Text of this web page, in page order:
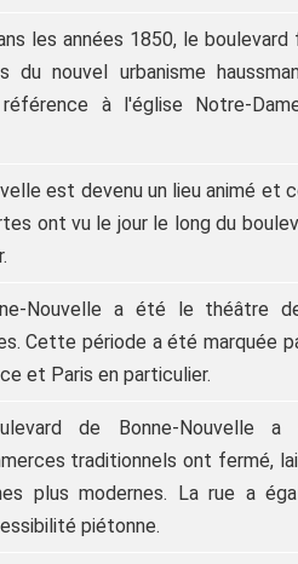
les années 1850, le
nouvel urbanisme
à l'église Notre-
est devenu un lieu animé et
ont vu le jour le long du
Nouvelle a été le théâtre
Cette période a été marquée
et Paris en particulier.
de Bonne-Nouvelle a
traditionnels ont fermé,
plus modernes. La rue a
piétonne.